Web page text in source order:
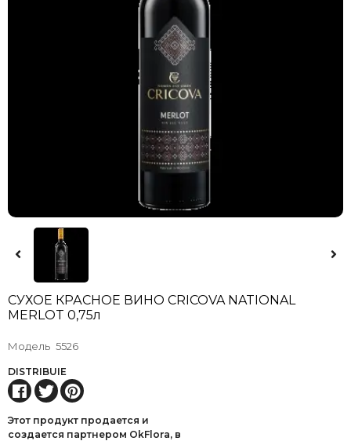
СУХОЕ КРАСНОЕ ВИНО CRICOVA NATIONAL
MERLOT 0,75л
Модель 5526
DISTRIBUIE
Этот продукт продается и
создается партнером OkFlora, в